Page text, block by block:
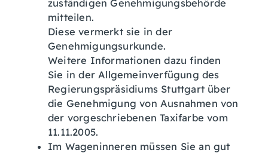
zuständigen Genehmigungsbehörde
mitteilen.
Diese vermerkt sie in der
Genehmigungsurkunde.
Weitere Informationen dazu finden
Sie in der Allgemeinverfügung des
Regierungspräsidiums Stuttgart über
die Genehmigung von Ausnahmen von
der vorgeschriebenen Taxifarbe vom
11.11.2005.
Im Wageninneren müssen Sie an gut